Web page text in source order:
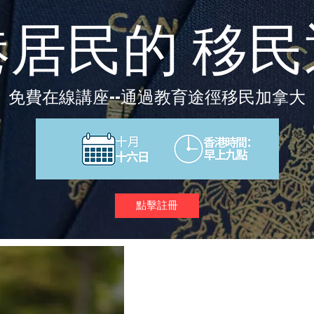
民的 移
免費在線講座--通過教育途徑移民加拿大
點擊註冊